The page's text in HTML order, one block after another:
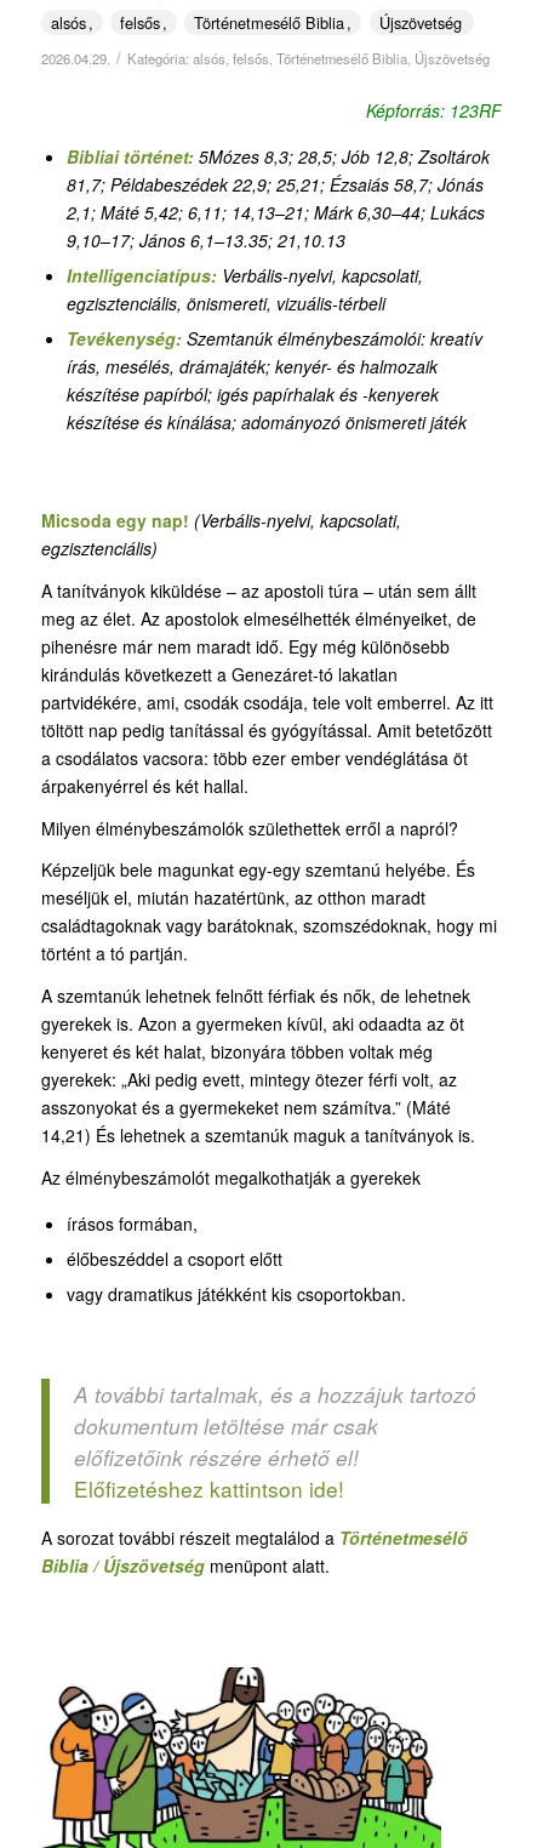
alsós felsős Történetmesélő Biblia Újszövetség
2026.04.29. / Kategória: alsós felsős Történetmesélő Biblia, Újszövetség
Képforrás: 123RF
Bibliai történet:5Mózes 8,3; 28,5; Jób 12,8; Zsoltárok
81,7; Példabeszédek 22,9; 25,21; Ézsaiás 58,7; Jónás
2,1; Máté 5,42; 6,11; 14,13–21; Márk 6,30–44; Lukács
9,10–17; János 6,1–13.35; 21,10.13
Intelligenciatípus: Verbális-nyelvi, kapcsolati,
egzisztenciális, önismereti, vizuális-térbeli
Tevékenység: Szemtanúk élménybeszámolói: kreatív
írás, mesélés, drámajáték;kenyér- és halmozaik
készítése papírból; igés papírhalak és -kenyerek
készítése és kínálása; adományozó önismereti játék
Micsoda egy nap! (Verbális-nyelvi, kapcsolati,
egzisztenciális)
A tanítványok kiküldése – az apostoli túra – után sem állt
meg az élet. Az apostolok elmesélhették élményeiket, de
pihenésre már nem maradt idő. Egy még különösebb
kirándulás következett a Genezáret-tó lakatlan
partvidékére, ami, csodák csodája, tele volt emberrel. Az itt
töltött nap pedig tanítással és gyógyítással. Amit betetőzött
a csodálatos vacsora: több ezer ember vendéglátása öt
árpakenyérrel és két hallal.
Milyen élménybeszámolók születhettek erről a napról?
Képzeljük bele magunkat egy-egy szemtanú helyébe. És
meséljük el, miután hazatértünk, az otthon maradt
családtagoknak vagy barátoknak, szomszédoknak, hogy mi
történt a tó partján.
A szemtanúk lehetnek felnőtt férfiak és nők, de lehetnek
gyerekek is. Azon a gyermeken kívül, aki odaadta az öt
kenyeret és két halat, bizonyára többen voltak még
gyerekek: „Aki pedig evett, mintegy ötezer férfi volt, az
asszonyokat és a gyermekeket nem számítva.” (Máté
14,21) És lehetnek a szemtanúk maguk a tanítványok is.
Az élménybeszámolót megalkothatják a gyerekek
írásos formában,
élőbeszéddel a csoport előtt
vagy dramatikus játékként kis csoportokban.
A további tartalmak, és a hozzájuk tartozó
dokumentum letöltése már csak
előfizetőink részére érhető el!
Előfizetéshez kattintson ide!
A sorozat további részeit megtalálod a Történetmesélő
Biblia / Újszövetségmenüpont alatt.